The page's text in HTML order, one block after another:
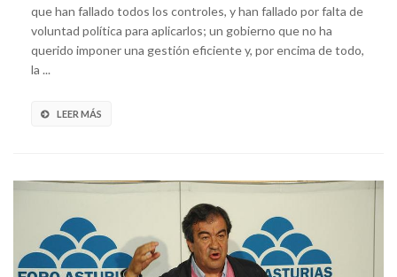
que han fallado todos los controles, y han fallado por falta de
voluntad política para aplicarlos; un gobierno que no ha
querido imponer una gestión eficiente y, por encima de todo,
la ...
LEER MÁS